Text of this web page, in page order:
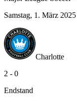
Samstag, 1. März 2025
Charlotte
2 - 0
Endstand